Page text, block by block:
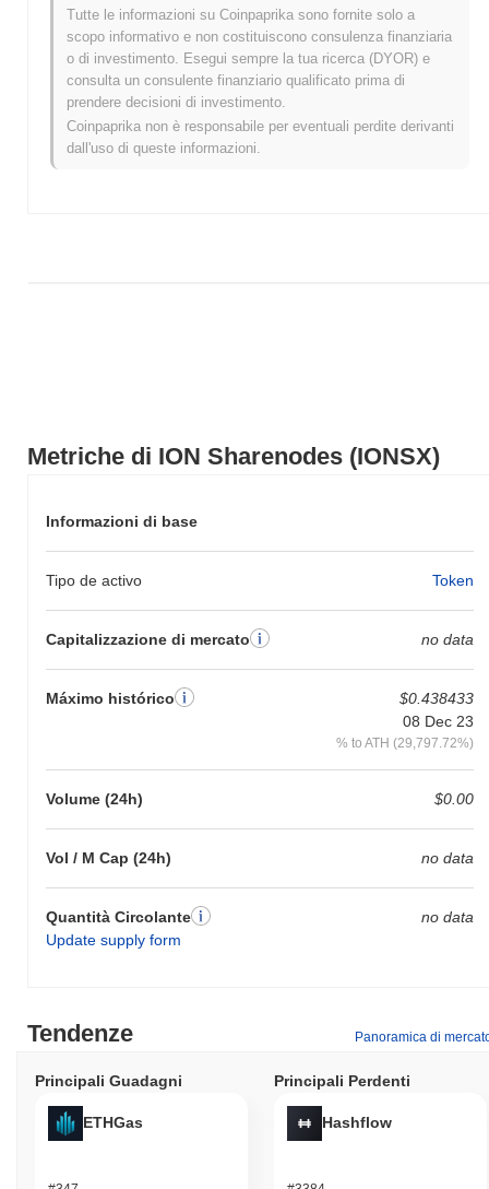
Metriche di ION Sharenodes (IONSX)
Informazioni di base
Tipo de activo Token
Capitalizzazione di mercato no data
Máximo histórico
$0.438433
08 Dec 23
% to ATH (29,797.72%)
Volume (24h) $0.00
Vol / M Cap (24h) no data
Quantità Circolante
Update supply form
no data
ION Sharenodes è attualmente scambiato~99.67% al di sotto del
suo ATH .
Come si sta comportando ION Sharenodes
rispetto al mercato crypto più ampio?
Negli ultimi 7 giorni, ION Sharenodes ha guadagnato
sottoperformando il mercato crypto complessivo che ha registrato
Tutte le informazioni su Coinpaprika sono fornite solo a
scopo informativo e non costituiscono consulenza finanziaria
o di investimento. Esegui sempre la tua ricerca (DYOR) e
consulta un consulente finanziario qualificato prima di
prendere decisioni di investimento.
Coinpaprika non è responsabile per eventuali perdite derivanti
dall'uso di queste informazioni.
Tendenze Panoramica di
Principali Guadagni
ETHGas
Principali Perdenti
Hashflow